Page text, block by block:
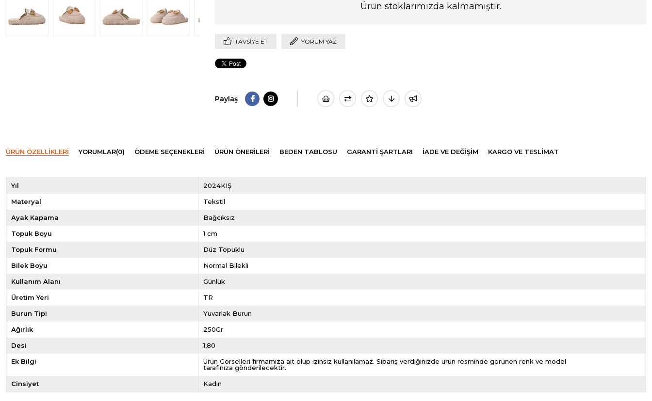
Ürün stoklarımızda kalmamıştır.
TAVSIYE ET YORUM YAZ
Paylaş
ÜRÜN ÖZELLIKLERI YORUMLAR(0) ÖDEME SEÇENEKLERI ÜRÜN ÖNERILERI BEDEN TABLOSU GARANTİ ŞARTLARI İADE VE DEĞİŞİM KARGO VE TESLİMAT
Yıl 2024KIŞ
Materyal Tekstil
Ayak Kapama Bağcıksız
Topuk Boyu 1 cm
Topuk Formu Düz Topuklu
Bilek Boyu Normal Bilekli
Kullanım Alanı Günlük
Üretim Yeri TR
Burun Tipi Yuvarlak Burun
Ağırlık 250Gr
Desi 1,80
Ek Bilgi
Ürün Görselleri firmamıza ait olup izinsiz kullanılamaz. Sipariş verdiğinizde ürün resminde görünen renk ve model
tarafınıza gönderilecektir.
Cinsiyet Kadın